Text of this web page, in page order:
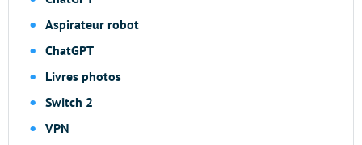
Aspirateur robot
ChatGPT
Livres photos
Switch 2
VPN